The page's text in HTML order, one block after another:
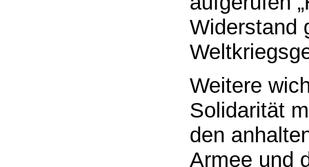
Widerstand
Weitere
Solidarität
den
Armee und